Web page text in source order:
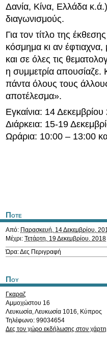
Δανία, Κίνα, Ελλάδα
διαγωνισμούς.
Για τον τίτλο της
κόσμημα κι αν έφτιαχνα,
και σε όλες τις
η συμμετρία απουσίαζε.
πάντα όλους τους
αποτέλεσμα».
Εγκαίνια: 14
Διάρκεια: 15-19
Ωράρια: 10:00 – 13:00
Ποτε
Από: Παρασκευή, 14 Δεκεμβρίου,
Μέχρι: Τετάρτη, 19 Δεκεμβρίου, 2018
Ώρα: Δες Περιγραφή
Που
Γκαραζ
Αμμοχώστου 16
Λευκωσία,Λευκωσία 1016, Κύπρος
Τηλέφωνο: 99034654
Δες τον χώρο εκδήλωσης στον χάρτη